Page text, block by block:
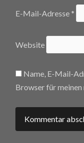
E-Mail-Adresse *
Website
Name, E-Mail-
Browser für